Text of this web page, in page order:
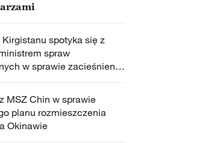
Kirgistanu spotyka się z
spraw
w sprawie zacieśnienia
MSZ Chin w sprawie
planu rozmieszczenia
Okinawie